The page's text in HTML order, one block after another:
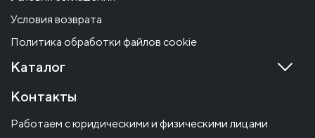
Условия возврата
Политика обработки файлов cookie
Каталог
Контакты
Работаем с юридическими и физическими лицами